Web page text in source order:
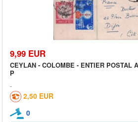
9,99 EUR
CEYLAN - COLOMBE - ENTIER POSTAL
P
2,50 EUR
0